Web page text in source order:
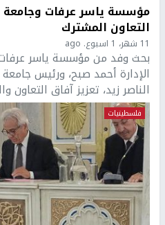
مؤسسة ياسر عرفات وجامعة
التعاون المشترك
11 شهر، 1 اسبوع. ago
بحث وفد من مؤسسة ياسر
الإدارة أحمد صبح، ورئيس جامعة
الناصر زيد، تعزيز آفاق التعاون
فلسطينيات